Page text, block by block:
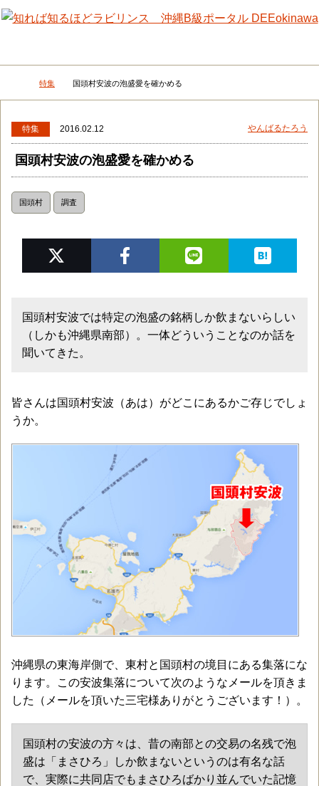
メニュー 検
DEEokinawaトップ
特集 国頭村安波の泡盛愛を確かめる
特集 2016.02.12 やんばるたろう
国頭村安波の泡盛愛を確かめる
国頭村 調査
国頭村安波では特定の泡盛の銘柄しか飲まないらしい
（しかも沖縄県南部）。一体どういうことなのか話を
聞いてきた。
皆さんは国頭村安波（あは）がどこにあるかご存じでしょ
うか。
沖縄県の東海岸側で、東村と国頭村の境目にある集落にな
ります。この安波集落について次のようなメールを頂きま
した（メールを頂いた三宅様ありがとうございます！）。
国頭村の安波の方々は、昔の南部との交易の名残で泡
盛は「まさひろ」しか飲まないというのは有名な話
で、実際に共同店でもまさひろばかり並んでいた記憶